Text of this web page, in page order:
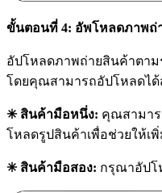
ขั้นตอนที่ 4: อัพโหลดภาพถ่
อัปโหลดภาพถ่ายสินค้าตาม
โดยคุณสามารถอัปโหลดได้
✳ สินค้ามือหนึ่ง: คุณสามาร
โหลดรูปสินค้าเพื่อช่วยให้เ
✳ สินค้ามือสอง: กรุณาอัปโ